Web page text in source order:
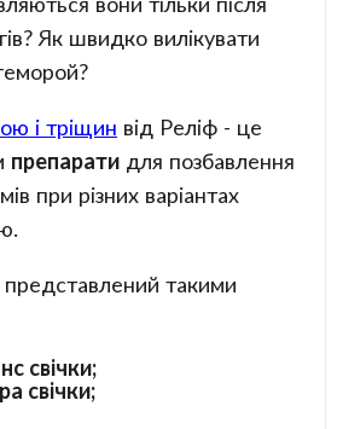
Як швидко вилікувати
і тріщин від Реліф - це
препаратидля позбавлення
при різних варіантах
представлений такими
свічки;
свічки;